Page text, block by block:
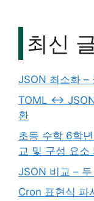
최신
JSON 최소화 –
TOML ↔ JSON
환
초등 수학 6학
교 및 구성 요소
JSON 비교 –
Cron 표현식 파